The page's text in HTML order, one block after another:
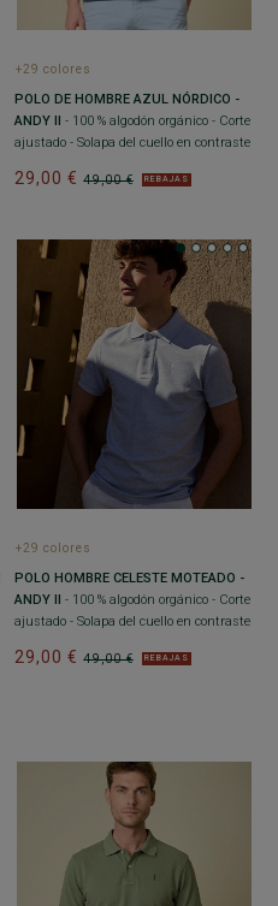
+29 colores
POLO DE HOMBRE AZUL NÓRDICO -
ANDY II
- 100 % algodón orgánico - Corte
ajustado - Solapa del cuello en contraste
49,00 €
29,00 € REBAJAS
+29 colores
POLO HOMBRE CELESTE MOTEADO -
ANDY II
- 100 % algodón orgánico - Corte
ajustado - Solapa del cuello en contraste
49,00 €
29,00 € REBAJAS